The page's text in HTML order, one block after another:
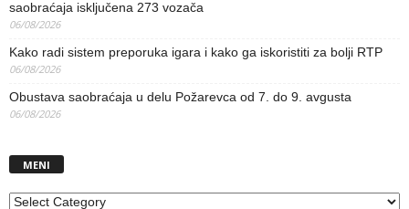
saobraćaja isključena 273 vozača
06/08/2026
Kako radi sistem preporuka igara i kako ga iskoristiti za bolji RTP
06/08/2026
Obustava saobraćaja u delu Požarevca od 7. do 9. avgusta
06/08/2026
MENI
MENI